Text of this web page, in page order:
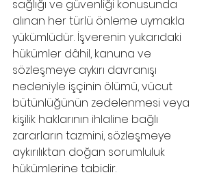
sağlığı ve güvenliği konusunda
alınan her türlü önleme uymakla
yükümlüdür. İşverenin yukarıdaki
hükümler dâhil, kanuna ve
sözleşmeye aykırı davranışı
nedeniyle işçinin ölümü, vücut
bütünlüğünün zedelenmesi veya
kişilik haklarının ihlaline bağlı
zararların tazmini, sözleşmeye
aykırılıktan doğan sorumluluk
hükümlerine tabidir.